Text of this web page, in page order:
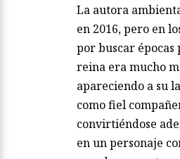
El olfato de Su
agosto 07, 2026
La autora
en 2016, pero en
por buscar épocas
reina era mucho
apareciendo a su